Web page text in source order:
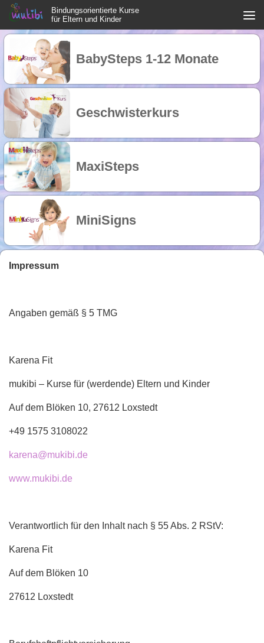
Zum Inhalt springen
Bindungsorientierte Kurse
für Eltern und Kinder
BabySteps 1-12 Monate
Geschwisterkurs
MaxiSteps
MiniSigns
Impressum
Angaben gemäß § 5 TMG
Karena Fit
mukibi – Kurse für (werdende) Eltern und Kinder
Auf dem Blöken 10, 27612 Loxstedt
+49 1575 3108022
karena@mukibi.de
www.mukibi.de
Verantwortlich für den Inhalt nach § 55 Abs. 2 RStV:
Karena Fit
Auf dem Blöken 10
27612 Loxstedt